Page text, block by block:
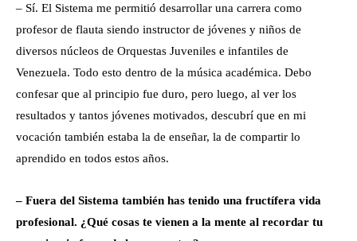
– Sí. El Sistema me permitió desarrollar una carrera como
profesor de flauta siendo instructor de jóvenes y niños de
diversos núcleos de Orquestas Juveniles e infantiles de
Venezuela. Todo esto dentro de la música académica. Debo
confesar que al principio fue duro, pero luego, al ver los
resultados y tantos jóvenes motivados, descubrí que en mi
vocación también estaba la de enseñar, la de compartir lo
aprendido en todos estos años.
– Fuera del Sistema también has tenido una fructífera vida
profesional. ¿Qué cosas te vienen a la mente al recordar tu